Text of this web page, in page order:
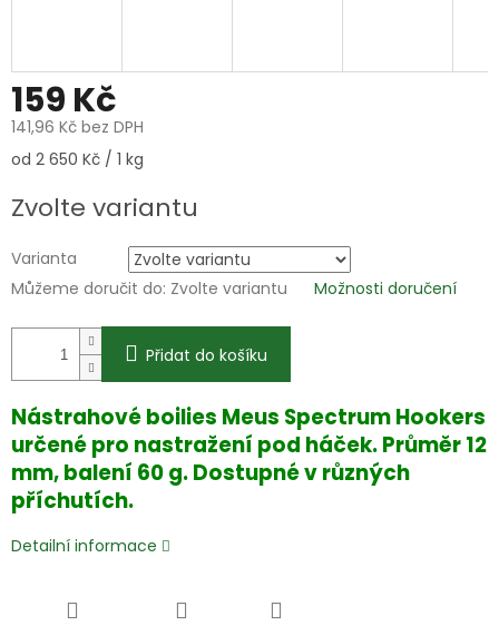
159 Kč
141,96 Kč bez DPH
Měrná
od 2 650 Kč / 1 kg
Zvolte variantu
Varianta
Můžeme doručit do: Zvolte variantu Možnosti doručení
Přidat do košíku
Nástrahové boilies Meus Spectrum Hookers
určené pro nastražení pod háček. Průměr 12
mm, balení 60 g. Dostupné v různých
příchutích.
Detailní informace